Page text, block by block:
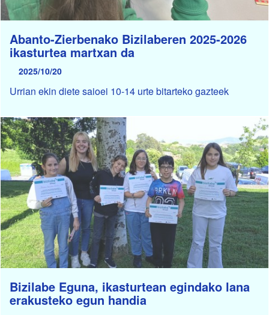
Abanto-Zierbenako Bizilaberen 2025-2026
ikasturtea martxan da
2025/10/20
Urrian ekin diete saioei 10-14 urte bitarteko gazteek
Bizilabe Eguna, ikasturtean egindako lana
erakusteko egun handia